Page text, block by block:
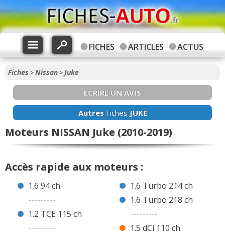
FICHES ARTICLES ACTUS
Fiches >Nissan >Juke
ECRIRE UN AVIS
AutresFiches JUKE
Moteurs NISSAN Juke (2010-2019)
Accès rapide aux moteurs :
1.6 94 ch
---------
1.2 TCE 115 ch
---------
1.6 Turbo 214 ch
1.6 Turbo 218 ch
---------
1.5 dCi 110 ch